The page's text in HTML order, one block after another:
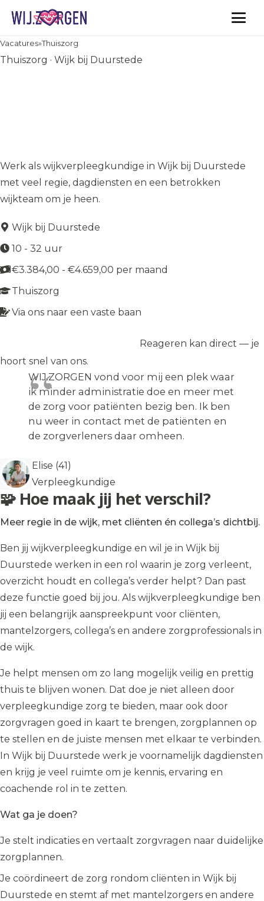
Vacatures»Thuiszorg
Thuiszorg · Wijk bij Duurstede
Werk als wijkverpleegkundige in Wijk bij Duurstede
met veel regie, dagdiensten en een betrokken
wijkteam om je heen.
Wijk bij Duurstede
10 - 32 uur
€3.384,00 - €4.659,00 per maand
Thuiszorg
Via ons naar een vaste baan
Reageren kan direct — je
hoort snel van ons.
WIJ.ZORGEN vond voor mij een plek waar
ik minder administratie doe en meer met
de zorg voor patiënten bezig ben. Ik ben
nu weer in contact met de patiënten en
de zorgverleners daar omheen.
Elise (41)
Verpleegkundige
🧩 Hoe maak jij het verschil?
Meer regie in de wijk, met cliënten én collega’s dichtbij.
Ben jij wijkverpleegkundige en wil je in Wijk bij
Duurstede werken in een rol waarin je zorg verleent,
overzicht houdt en collega’s verder helpt? Dan past
deze functie goed bij jou. Als wijkverpleegkundige ben
jij een belangrijk aanspreekpunt voor cliënten,
mantelzorgers, collega’s en andere zorgprofessionals in
de wijk.
Je helpt mensen om zo lang mogelijk veilig en prettig
thuis te blijven wonen. Dat doe je niet alleen door
verpleegkundige zorg te bieden, maar ook door
zorgvragen goed in kaart te brengen, zorgplannen op
te stellen en de juiste mensen met elkaar te verbinden.
In Wijk bij Duurstede werk je voornamelijk dagdiensten
en krijg je veel ruimte om je kennis, ervaring en
coachende rol in te zetten.
Wat ga je doen?
Je stelt indicaties en vertaalt zorgvragen naar duidelijke
zorgplannen.
Je coördineert de zorg rondom cliënten in Wijk bij
Duurstede en stemt af met mantelzorgers en andere